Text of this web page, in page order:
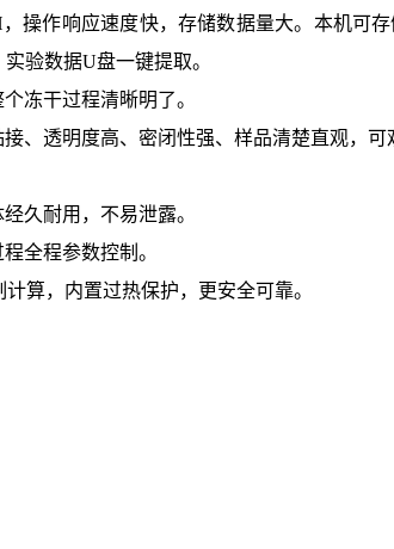
操作响应速度快，存储数据量大。本机可
验数据U盘一键提取。
冻干过程清晰明了。
、透明度高、密闭性强、样品清楚直观，可
久耐用，不易泄露。
全程参数控制。
算，内置过热保护，更安全可靠。